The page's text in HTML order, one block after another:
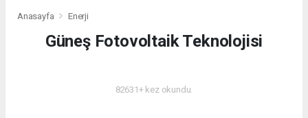
Anasayfa Enerji
Güneş Fotovoltaik Teknolojisi
82631+ kez okundu.